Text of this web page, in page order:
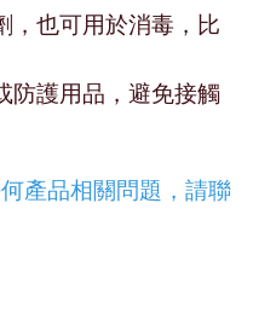
，也可用於消毒，比
防護用品，避免接觸
產品相關問題，請聯